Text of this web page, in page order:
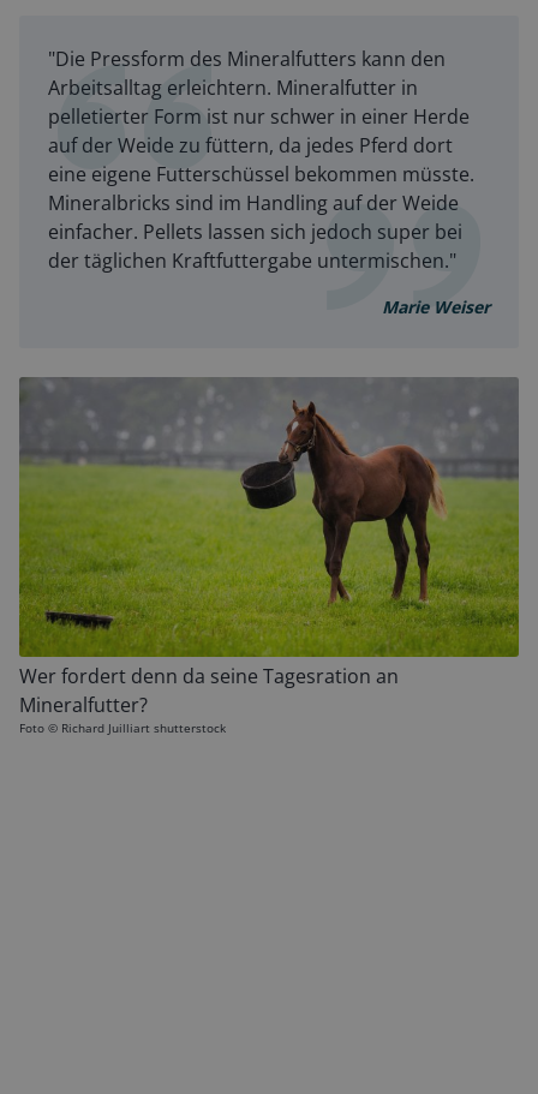
"Die Pressform des Mineralfutters kann den
Arbeitsalltag erleichtern. Mineralfutter in
pelletierter Form ist nur schwer in einer Herde
auf der Weide zu füttern, da jedes Pferd dort
eine eigene Futterschüssel bekommen müsste.
Mineralbricks sind im Handling auf der Weide
einfacher. Pellets lassen sich jedoch super bei
der täglichen Kraftfuttergabe untermischen."
Marie Weiser
Wer fordert denn da seine Tagesration an
Mineralfutter?
Foto © Richard Juilliart shutterstock